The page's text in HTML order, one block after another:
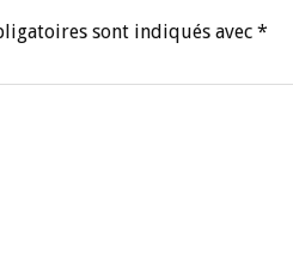
sont indiqués avec *